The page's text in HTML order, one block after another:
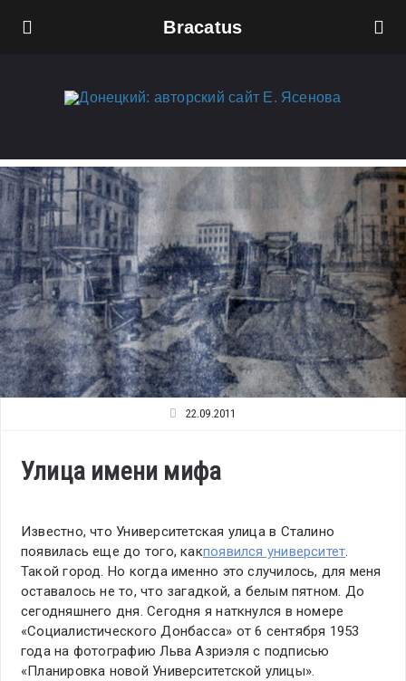
Bracatus
22.09.2011
Улица имени мифа
Известно, что Университетская улица в Сталино
появилась еще до того, какпоявился университет.
Такой город. Но когда именно это случилось, для меня
оставалось не то, что загадкой, а белым пятном. До
сегодняшнего дня. Сегодня я наткнулся в номере
«Социалистического Донбасса» от 6 сентября 1953
года на фотографию Льва Азриэля с подписью
«Планировка новой Университетской улицы».